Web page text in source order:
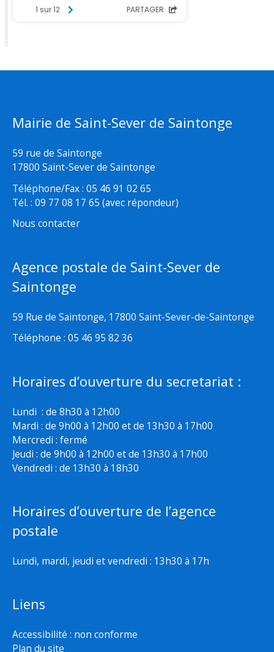
Mairie de Saint-Sever de Saintonge
59 rue de Saintonge
17800 Saint-Sever de Saintonge
Téléphone/Fax : 05 46 91 02 65
Tél. : 09 77 08 17 65 (avec répondeur)
Nous contacter
Agence postale de Saint-Sever de
Saintonge
59 Rue de Saintonge, 17800 Saint-Sever-de-Saintonge
Téléphone : 05 46 95 82 36
Horaires d’ouverture du secretariat :
Lundi : de 8h30 à 12h00
Mardi : de 9h00 à 12h00 et de 13h30 à 17h00
Mercredi : fermé
Jeudi : de 9h00 à 12h00 et de 13h30 à 17h00
Vendredi : de 13h30 à 18h30
Horaires d’ouverture de l’agence
postale
Lundi, mardi, jeudi et vendredi : 13h30 à 17h
Liens
Accessibilité : non conforme
Plan du site